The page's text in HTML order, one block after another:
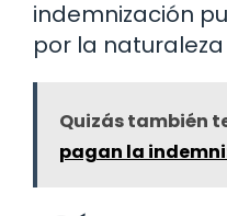
indemnización
por la
Quizás también
pagan la